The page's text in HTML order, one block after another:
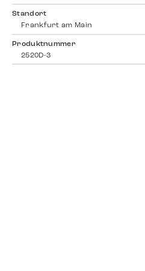
Standort
Frankfurt am Main
Produktnummer
2520D-3